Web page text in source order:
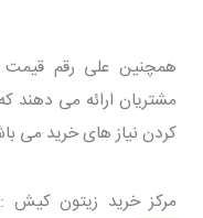
همچنین علی رقم قیمت
مشتریان ارائه می
کردن نیاز های خرید می
مرکز خرید زیتون کیش